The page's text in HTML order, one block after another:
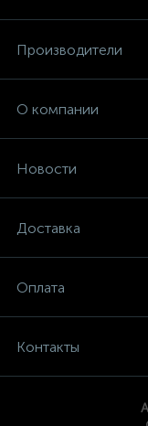
Производители
О компании
Новости
Доставка
Оплата
Контакты